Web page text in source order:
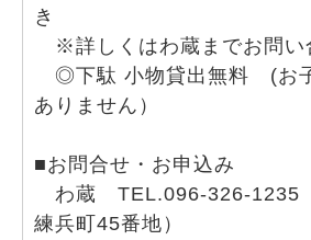
き
※詳しくはわ蔵までお問い
◎下駄 小物貸出無料 (お
ありません）
■お問合せ・お申込み
わ蔵 TEL.096-326-1235
練兵町45番地）